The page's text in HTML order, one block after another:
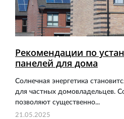
Рекомендации по
панелей для дома
Солнечная энергетика
для частных домовладельцев.
позволяют существенно...
21.05.2025